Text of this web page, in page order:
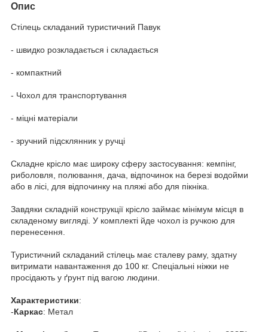
Опис
Стілець складаний туристичний Павук
- швидко розкладається і складається
- компактний
- Чохол для транспортування
- міцні матеріали
- зручний підсклянник у ручці
Складне крісло має широку сферу застосування: кемпінг,
риболовля, полювання, дача, відпочинок на березі водойми
або в лісі, для відпочинку на пляжі або для пікніка.
Завдяки складній конструкції крісло займає мінімум місця в
складеному вигляді. У комплекті йде чохол із ручкою для
перенесення.
Туристичний складаний стілець має сталеву раму, здатну
витримати навантаження до 100 кг. Спеціальні ніжки не
просідають у ґрунт під вагою людини.
Характеристики:
-Каркас: Метал